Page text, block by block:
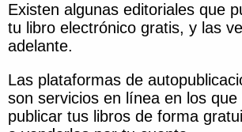
Existen algunas editoriales que
tu libro electrónico gratis, y las
adelante.
Las plataformas de
son servicios en línea en los que
publicar tus libros de forma